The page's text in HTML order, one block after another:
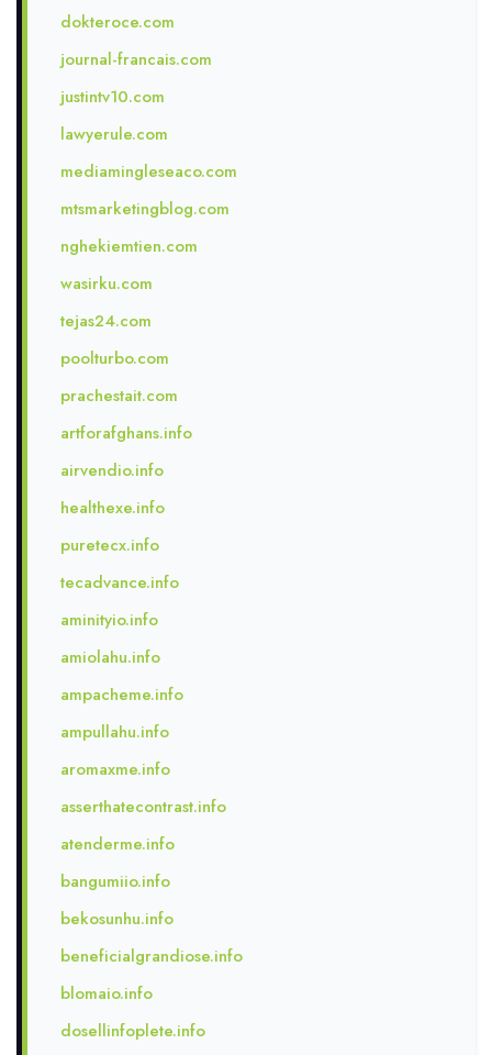
dokteroce.com
journal-francais.com
justintv10.com
lawyerule.com
mediamingleseaco.com
mtsmarketingblog.com
nghekiemtien.com
wasirku.com
tejas24.com
poolturbo.com
prachestait.com
artforafghans.info
airvendio.info
healthexe.info
puretecx.info
tecadvance.info
aminityio.info
amiolahu.info
ampacheme.info
ampullahu.info
aromaxme.info
asserthatecontrast.info
atenderme.info
bangumiio.info
bekosunhu.info
beneficialgrandiose.info
blomaio.info
dosellinfoplete.info